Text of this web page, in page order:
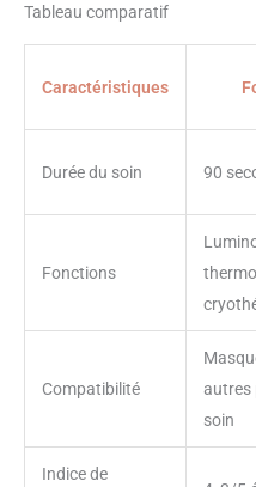
Tableau comparatif
Caractéristiques
Durée du soin 90
Fonctions
Compatibilité
autres
soin
Indice de